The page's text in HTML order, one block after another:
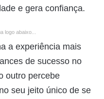
e gera confiança.
logo abaixo...
a experiência mais
de sucesso no
outro percebe
seu jeito único de se